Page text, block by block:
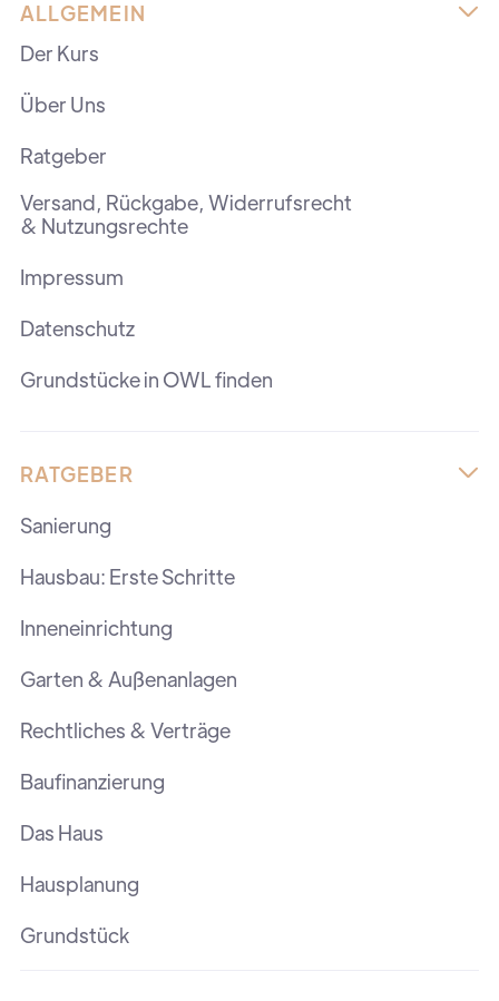
ALLGEMEIN 
Der Kurs
Über Uns
Ratgeber
Versand, Rückgabe, Widerrufsrecht
& Nutzungsrechte
Impressum
Datenschutz
Grundstücke in OWL finden
RATGEBER 
Sanierung
Hausbau: Erste Schritte
Inneneinrichtung
Garten & Außenanlagen
Rechtliches & Verträge
Baufinanzierung
Das Haus
Hausplanung
Grundstück